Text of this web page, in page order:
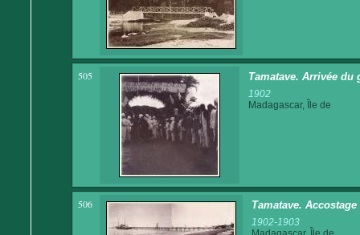
505 Tamatave. Arrivée du
1902
Madagascar, Île de
506 Tamatave.
1902-1903